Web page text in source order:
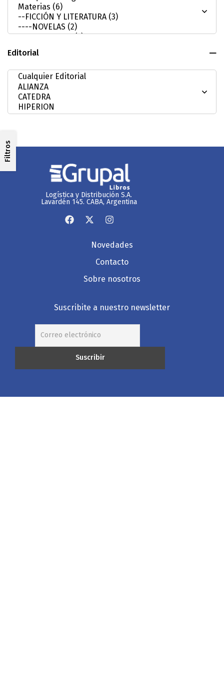
Editorial
Filtros
Logística y Distribución S.A.
Lavardén 145. CABA, Argentina
Novedades
Contacto
Sobre nosotros
Suscribite a nuestro newsletter